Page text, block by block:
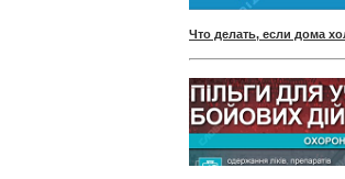
Что делать, если дома